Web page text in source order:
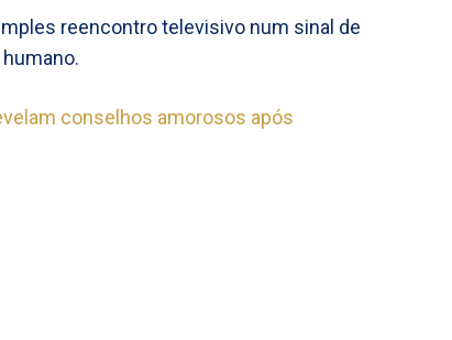
reencontro televisivo num sinal de
conselhos amorosos após